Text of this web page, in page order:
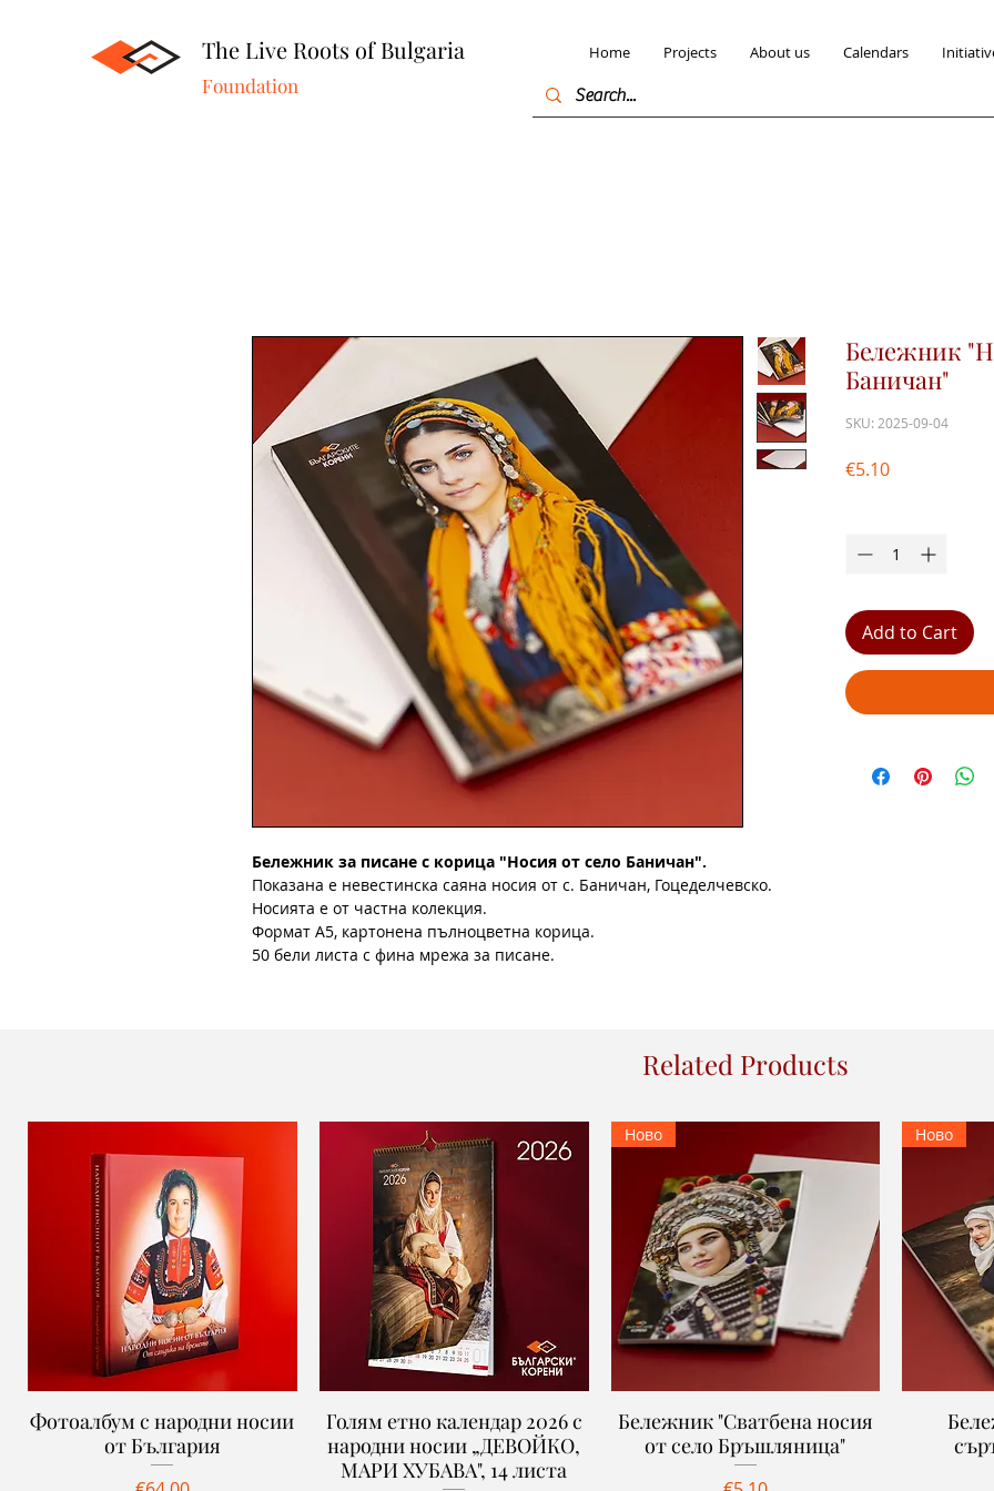
The Live Roots of Bulgaria
Foundation
Home Projects About us Calendars
Бележник за писане с корица "Носия от село Баничан".
Показана е невестинска саяна носия от с. Баничан, Гоце­делчевско.
Носията е от частна колекция.
Формат А5, картонена пълноцветна корица.
50 бели листа с фина мрежа за писане.
Бележник
Баничан"
SKU: 2025-09-04
€5.10Price
Add to Cart
Related Products
Quick View
Фотоалбум с народни носии
от България
Quick View
Голям етно календар 2026 с
народни носии „ДЕВОЙКО,
МАРИ ХУБАВА", 14 листa
Quick View
Ново
Бележник "Сватбена носия
от село Бръшляница"
Ново